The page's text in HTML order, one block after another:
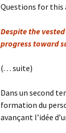
Questions for this
Despite the
progress toward
(. . . suite)
Dans un second
formation du
avançant l’idée